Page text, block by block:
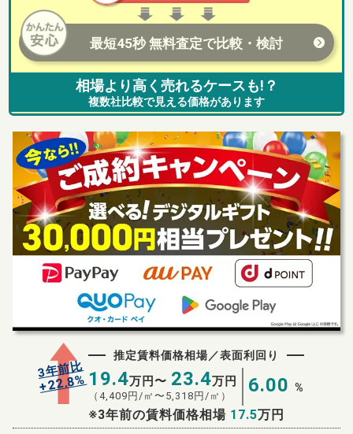
最短45秒 無料査定で比較・検討
相場より高く売れるケースも!？
複数社比較で見える価格があります
3年前比
+22.8%
推定賃料価格相場／表面利回り
19.4万円〜 23.4万円
（ 4,409 円/㎡〜 5,318 円/㎡） 6.00 %
※3年前の賃料価格相場 17.5万円
無料査定スタート！